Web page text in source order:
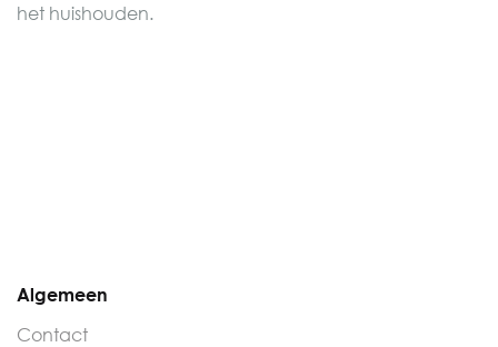
het huishouden.
Algemeen
Contact